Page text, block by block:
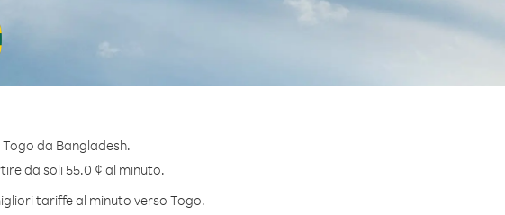
da Bangladesh.
da soli 55.0 ¢ al minuto.
tariffe al minuto verso Togo.